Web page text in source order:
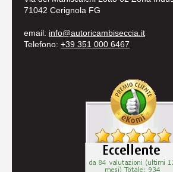
71042 Cerignola FG
email: info@autoricambiseccia.it
Telefono: +39 351 000 6467